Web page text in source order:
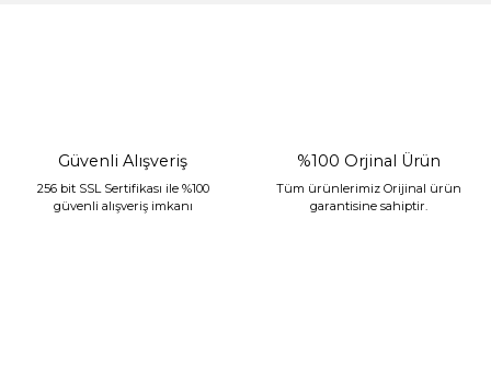
Güvenli Alışveriş
256 bit SSL Sertifikası ile %100
güvenli alışveriş imkanı
%100 Orjinal Ürün
Tüm ürünlerimiz Orijinal ürün
garantisine sahiptir.